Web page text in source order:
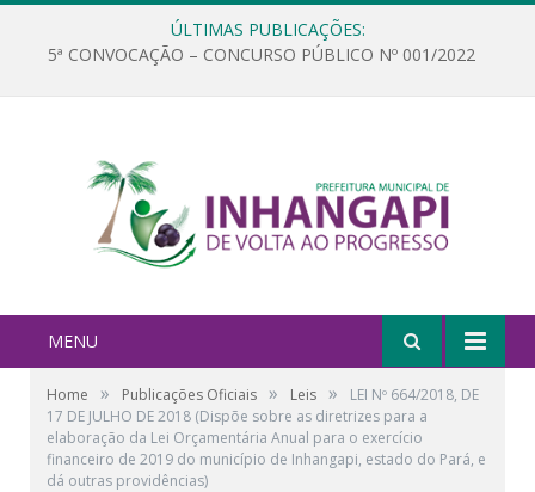
ÚLTIMAS PUBLICAÇÕES:
5ª CONVOCAÇÃO – CONCURSO PÚBLICO Nº 001/2022
MENU
Home » Publicações Oficiais » Leis »
LEI Nº 664/2018, DE
17 DE JULHO DE 2018 (Dispõe sobre as diretrizes para a
elaboração da Lei Orçamentária Anual para o exercício
financeiro de 2019 do município de Inhangapi, estado do Pará, e
dá outras providências)